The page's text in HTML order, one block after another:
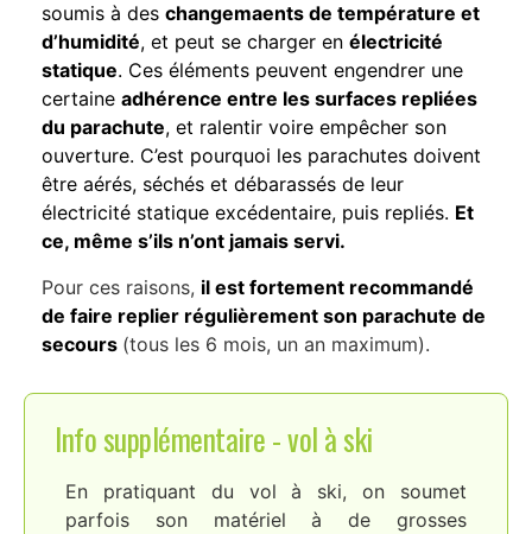
soumis à des changemaents de température et
d’humidité, et peut se charger en électricité
statique. Ces éléments peuvent engendrer une
certaine adhérence entre les surfaces repliées
du parachute, et ralentir voire empêcher son
ouverture. C’est pourquoi les parachutes doivent
être aérés, séchés et débarassés de leur
électricité statique excédentaire, puis repliés. Et
ce, même s’ils n’ont jamais servi.
Pour ces raisons, il est fortement recommandé
de faire replier régulièrement son parachute de
secours (tous les 6 mois, un an maximum).
Info supplémentaire - vol à ski
En pratiquant du vol à ski, on soumet
parfois son matériel à de grosses